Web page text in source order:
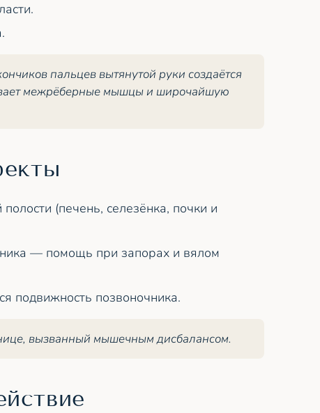
пальцев вытянутой руки создаётся
межрёберные мышцы и широчайшую
(печень, селезёнка, почки и
— помощь при запорах и вялом
подвижность позвоночника.
вызванный мышечным дисбалансом.